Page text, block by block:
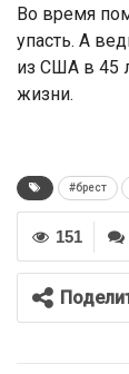
Во время
упасть. А
из США в 45
жизни.
#брест
151